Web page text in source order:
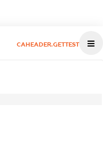
CAHEADER.GETTEST